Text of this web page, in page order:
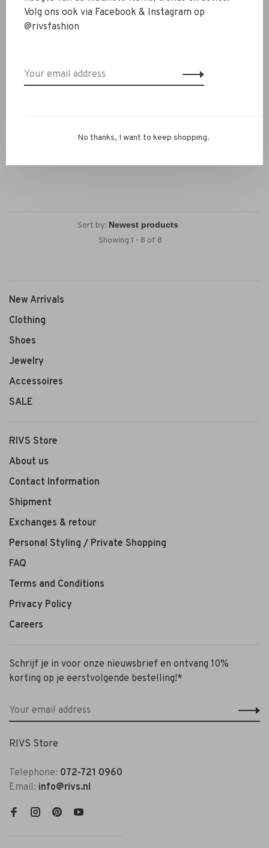
ACCESS Jurk glitter zwart ACCESS Jurk V-hals zwart
Sort by:
Showing 1 - 8 of 8
New Arrivals
Clothing
Shoes
Jewelry
Accessoires
SALE
RIVS Store
About us
Contact Information
Shipment
Exchanges & retour
Personal Styling / Private Shopping
FAQ
Terms and Conditions
Privacy Policy
Careers
Schrijf je in voor onze nieuwsbrief en ontvang 10%
korting op je eerstvolgende bestelling!*
RIVS Store
Telephone: 072-721 0960
Email: info@rivs.nl
Volg ons ook via Facebook & Instagram op
@rivsfashion
No thanks, I want to keep shopping.